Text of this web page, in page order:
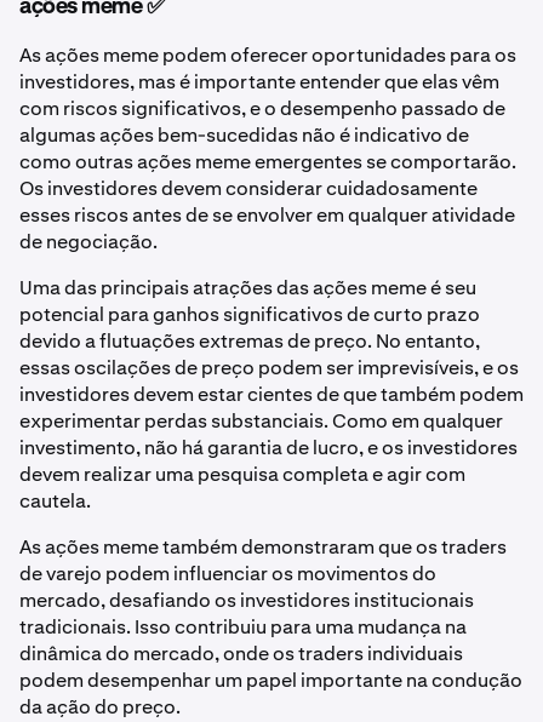
ações meme ✅
As ações meme podem oferecer oportunidades para os
investidores, mas é importante entender que elas vêm
com riscos significativos, e o desempenho passado de
algumas ações bem-sucedidas não é indicativo de
como outras ações meme emergentes se comportarão.
Os investidores devem considerar cuidadosamente
esses riscos antes de se envolver em qualquer atividade
de negociação.
Uma das principais atrações das ações meme é seu
potencial para ganhos significativos de curto prazo
devido a flutuações extremas de preço. No entanto,
essas oscilações de preço podem ser imprevisíveis, e os
investidores devem estar cientes de que também podem
experimentar perdas substanciais. Como em qualquer
investimento, não há garantia de lucro, e os investidores
devem realizar uma pesquisa completa e agir com
cautela.
As ações meme também demonstraram que os traders
de varejo podem influenciar os movimentos do
mercado, desafiando os investidores institucionais
tradicionais. Isso contribuiu para uma mudança na
dinâmica do mercado, onde os traders individuais
podem desempenhar um papel importante na condução
da ação do preço.